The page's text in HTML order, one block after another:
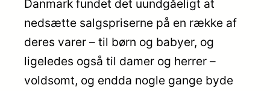
Danmark fundet det uundgåeligt at
nedsætte salgspriserne på en række af
deres varer – til børn og babyer, og
ligeledes også til damer og herrer –
voldsomt, og endda nogle gange byde